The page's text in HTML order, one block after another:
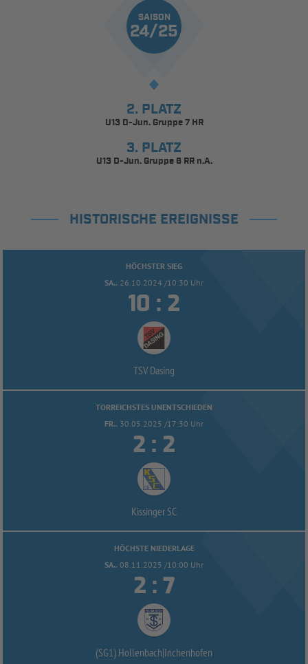
SAISON
24/25
2. PLATZ
U13 D-Jun. Gruppe 7 HR
3. PLATZ
U13 D-Jun. Gruppe 6 RR n.A.
HISTORISCHE EREIGNISSE
HÖCHSTER SIEG
SA.. 26.10.2024 /10:30 Uhr
 : 
TSV Dasing
TORREICHSTES UNENTSCHIEDEN
FR.. 30.05.2025 /17:30 Uhr
 : 
Kissinger SC
HÖCHSTE NIEDERLAGE
SA.. 08.11.2025 /10:00 Uhr
 : 
(SG1) Hollenbach|Inchenhofen